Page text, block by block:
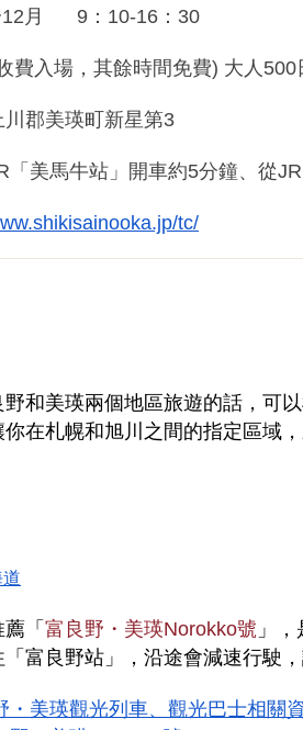
9：10-16：30
費入場，其餘時間免費) 大人
郡美瑛町新星第3
「美馬牛站」開車約5分鐘、從
tc/
和美瑛兩個地區旅遊的話，可
你在札幌和旭川之間的指定區域
「 富良野・美瑛Norokko號 」
「富良野站」，沿途會減速行駛
・美瑛觀光列車、觀光巴士相關